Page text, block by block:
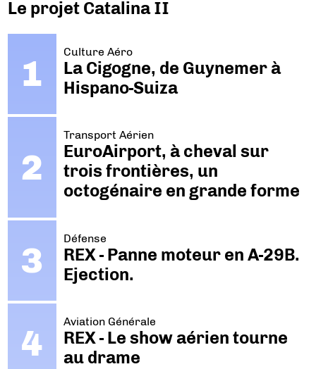
Le projet Catalina II
Culture Aéro
La Cigogne, de Guynemer à
Hispano-Suiza
Transport Aérien
EuroAirport, à cheval sur
trois frontières, un
octogénaire en grande forme
Défense
REX - Panne moteur en A-29B.
Ejection.
Aviation Générale
REX - Le show aérien tourne
au drame